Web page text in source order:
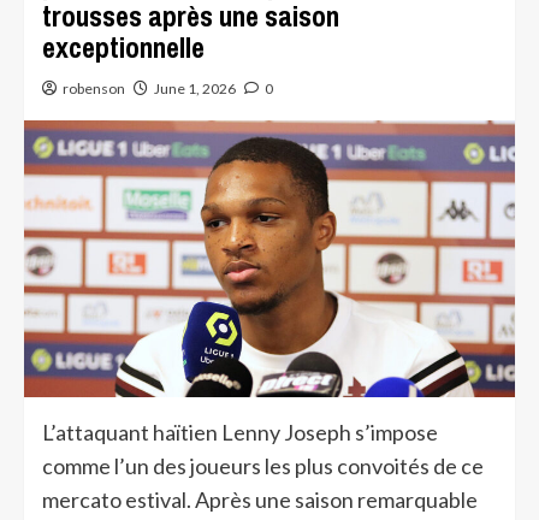
trousses après une saison
exceptionnelle
robenson June 1, 2026 0
L’attaquant haïtien Lenny Joseph s’impose
comme l’un des joueurs les plus convoités de ce
mercato estival. Après une saison remarquable